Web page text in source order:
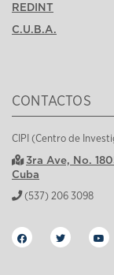
REDINT
C.U.B.A.
CONTACTOS
CIPI (Centro de
3ra Ave, No.
Cuba
(537) 206 3098